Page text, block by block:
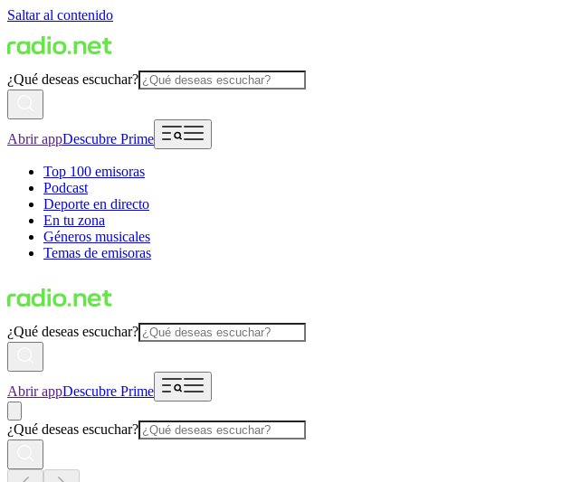
Saltar al contenido
¿Qué deseas escuchar?
Abrir appDescubre Prime
Top 100 emisoras
Podcast
Deporte en directo
En tu zona
Géneros musicales
Temas de emisoras
¿Qué deseas escuchar?
Abrir appDescubre Prime
¿Qué deseas escuchar?